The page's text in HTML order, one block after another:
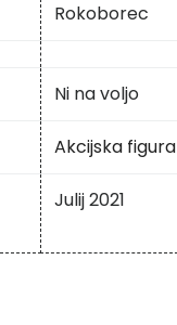
Rokoborec
Ni na voljo
Akcijska figura
Julij 2021